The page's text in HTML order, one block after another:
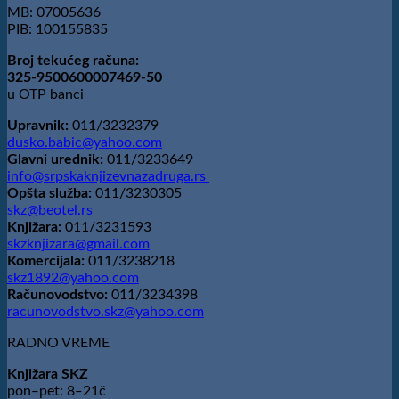
MB: 07005636
PIB: 100155835
Broj tekućeg računa:
325-9500600007469-50
u OTP banci
Upravnik: 011/3232379
dusko.babic@yahoo.com
Glavni urednik: 011/3233649
info@srpskaknjizevnazadruga.rs
Opšta služba: 011/3230305
skz@beotel.rs
Knjižara: 011/3231593
skzknjizara@gmail.com
Komercijala: 011/3238218
skz1892@yahoo.com
Računovodstvo: 011/3234398
racunovodstvo.skz@yahoo.com
RADNO VREME
Knjižara SKZ
pon‒pet: 8‒21č